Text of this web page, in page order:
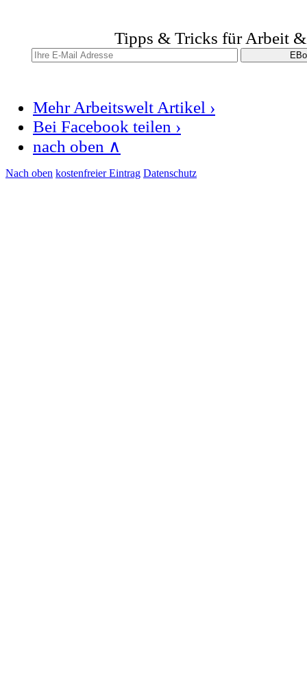
Tipps & Tricks für Arbeit
Mehr Arbeitswelt Artikel ›
Bei Facebook teilen ›
nach oben ∧
Nach oben kostenfreier Eintrag Datenschutz